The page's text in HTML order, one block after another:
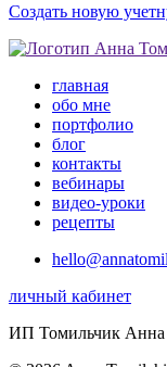
Создать новую
главная
обо мне
портфолио
блог
контакты
вебинары
видео-уроки
рецепты
личный кабинет
ИП Томильчик Анна